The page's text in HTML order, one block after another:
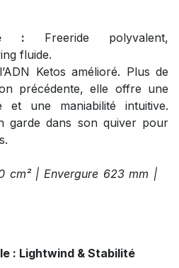
: Freeride polyvalent,
fluide.
Ketos amélioré. Plus de
précédente, elle offre une
et une maniabilité intuitive.
garde dans son quiver pour
cm² | Envergure 623 mm |
: Lightwind & Stabilité